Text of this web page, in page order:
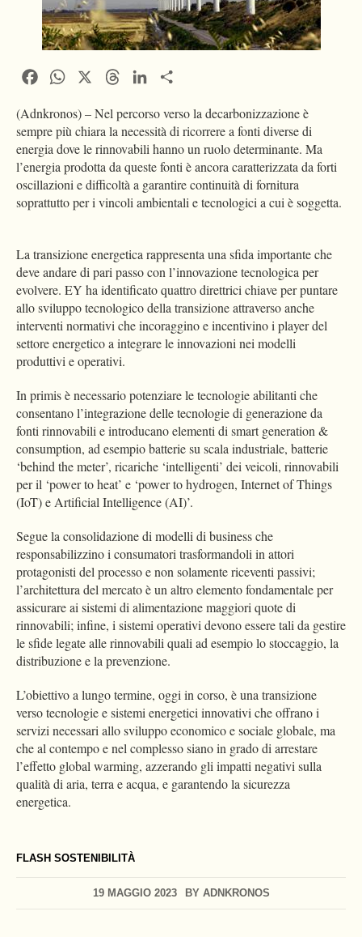
FLASH SOSTENIBILITÀ
19 MAGGIO 2023 BY ADNKRONOS
FacebookWhatsApp ThreadsLinkedIn
(Adnkronos) – Nel percorso verso la decarbonizzazione è
sempre più chiara la necessità di ricorrere a fonti diverse di
energia dove le rinnovabili hanno un ruolo determinante. Ma
l’energia prodotta da queste fonti è ancora caratterizzata da forti
oscillazioni e difficoltà a garantire continuità di fornitura
soprattutto per i vincoli ambientali e tecnologici a cui è soggetta.
La transizione energetica rappresenta una sfida importante che
deve andare di pari passo con l’innovazione tecnologica per
evolvere. EY ha identificato quattro direttrici chiave per puntare
allo sviluppo tecnologico della transizione attraverso anche
interventi normativi che incoraggino e incentivino i player del
settore energetico a integrare le innovazioni nei modelli
produttivi e operativi.
In primis è necessario potenziare le tecnologie abilitanti che
consentano l’integrazione delle tecnologie di generazione da
fonti rinnovabili e introducano elementi di smart generation &
consumption, ad esempio batterie su scala industriale, batterie
‘behind the meter’, ricariche ‘intelligenti’ dei veicoli, rinnovabili
per il ‘power to heat’ e ‘power to hydrogen, Internet of Things
(IoT) e Artificial Intelligence (AI)’.
Segue la consolidazione di modelli di business che
responsabilizzino i consumatori trasformandoli in attori
protagonisti del processo e non solamente riceventi passivi;
l’architettura del mercato è un altro elemento fondamentale per
assicurare ai sistemi di alimentazione maggiori quote di
rinnovabili; infine, i sistemi operativi devono essere tali da gestire
le sfide legate alle rinnovabili quali ad esempio lo stoccaggio, la
distribuzione e la prevenzione.
L’obiettivo a lungo termine, oggi in corso, è una transizione
verso tecnologie e sistemi energetici innovativi che offrano i
servizi necessari allo sviluppo economico e sociale globale, ma
che al contempo e nel complesso siano in grado di arrestare
l’effetto global warming, azzerando gli impatti negativi sulla
qualità di aria, terra e acqua, e garantendo la sicurezza
energetica.